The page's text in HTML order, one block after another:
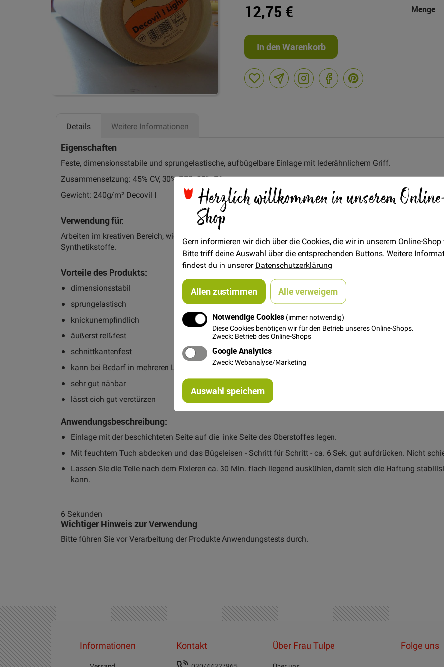
Herzlich willkommen in unserem
Shop
Gern informieren wir dich über die Cookies, die wir in unserem Online-Shop
Bitte triff deine Auswahl über die entsprechenden Buttons. Weitere
findest du in unsererDatenschutzerklärung.
Allen zustimmen Alle verweigern
Notwendige Cookies (immer notwendig)
Diese Cookies benötigen wir für den Betrieb unseres Online-Shops.
Zweck: Betrieb des Online-Shops
Google Analytics
Zweck: Webanalyse/Marketing
Auswahl speichern
springen
12,75 €
Menge
In den Warenkorb
Details
Eigenschaften
Feste, dimensionsstabile und sprungelastische, aufbügelbare Einlage mit lederähnlichem Griff.
Zusammensetzung: 45% CV, 30% PES, 25% PA
Gewicht: 240g/m² Decovil I
Verwendung für:
Arbeiten im kreativen Bereich, wie Taschen, Hüte, Gürtel etc., sowieo für Raumausstattungen. Baumwoll-,
Synthetikstoffe.
Vorteile des Produkts:
dimensionsstabil
sprungelastisch
knickunempfindlich
äußerst reißfest
schnittkantenfest
kann bei Bedarf in mehreren Lagen gestanzt werden
sehr gut nähbar
lässt sich gut verstürzen
Anwendungsbeschreibung:
Einlage mit der beschichteten Seite auf die linke Seite des Oberstoffes legen.
Mit feuchtem Tuch abdecken und das Bügeleisen - Schritt für Schritt - ca. 6 Sek. gut aufdrücken. Nicht
Lassen Sie die Teile nach dem Fixieren ca. 30 Min. flach liegend auskühlen, damit sich die Haftung
kann.
6 Sekunden
Wichtiger Hinweis zur Verwendung
Bitte führen Sie vor Verarbeitung der Produkte Anwendungstests durch.
Weitere Informationen
Informationen Kontakt Über Frau Tulpe Folge uns